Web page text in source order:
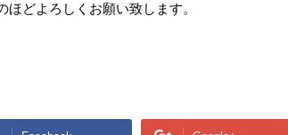
どよろしくお願い致します。